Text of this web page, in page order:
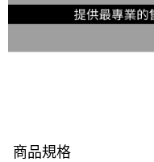
商品規格